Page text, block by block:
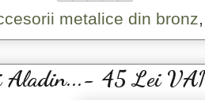
metalice din bronz
Aladin...- 45 Lei